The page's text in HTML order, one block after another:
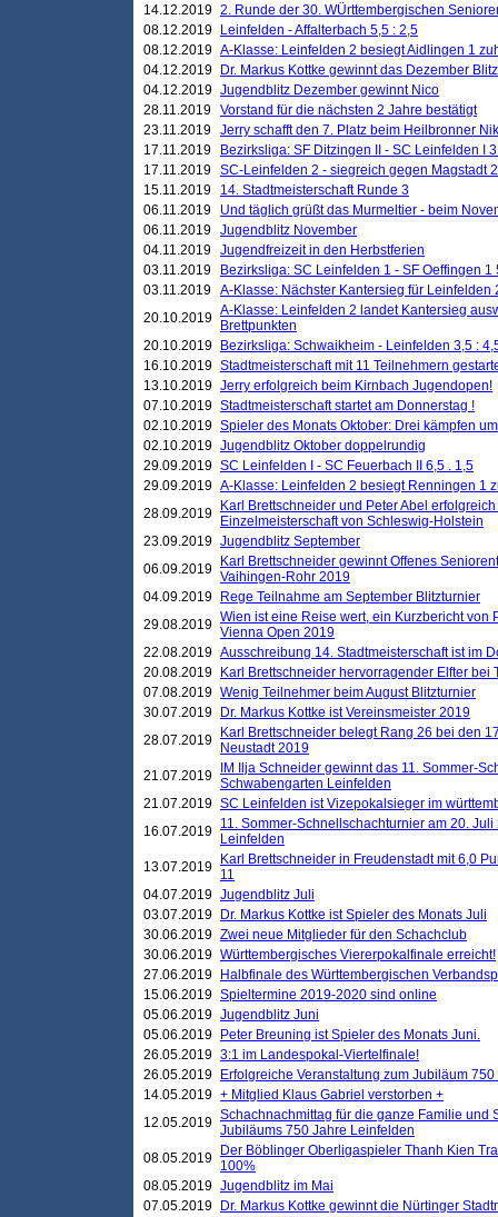
14.12.2019 2. Runde der 30. WÜrttembergischen
08.12.2019
Leinfelden - Affalterbach 5,5 : 2,5
08.12.2019 A-Klasse: Leinfelden 2 besiegt Aidlingen 1
04.12.2019
Dr. Markus Kottke gewinnt das Dezember
04.12.2019 Jugendblitz Dezember gewinnt Nico
28.11.2019 Vorstand für die nächsten 2 Jahre bestätigt
23.11.2019 Jerry schafft den 7. Platz beim Heilbronner
17.11.2019
Bezirksliga: SF Ditzingen II - SC Leinfelden I
17.11.2019 SC-Leinfelden 2 - siegreich gegen Magstadt 2
15.11.2019
14. Stadtmeisterschaft Runde 3
06.11.2019
Und täglich grüßt das Murmeltier - beim
06.11.2019 Jugendblitz November
04.11.2019 Jugendfreizeit in den Herbstferien
03.11.2019
Bezirksliga: SC Leinfelden 1 - SF Oeffingen 1
03.11.2019 A-Klasse: Nächster Kantersieg für Leinfelden
20.10.2019 A-Klasse: Leinfelden 2 landet Kantersieg
Brettpunkten
20.10.2019
Bezirksliga: Schwaikheim - Leinfelden 3,5 :
16.10.2019 Stadtmeisterschaft mit 11 Teilnehmern
13.10.2019 Jerry erfolgreich beim Kirnbach Jugendopen!
07.10.2019 Stadtmeisterschaft startet am Donnerstag !
02.10.2019 Spieler des Monats Oktober: Drei kämpfen
02.10.2019 Jugendblitz Oktober doppelrundig
29.09.2019 SC Leinfelden I - SC Feuerbach II 6,5 . 1,5
29.09.2019 A-Klasse: Leinfelden 2 besiegt Renningen 1
28.09.2019
Karl Brettschneider und Peter Abel
Einzelmeisterschaft von Schleswig-Holstein
23.09.2019 Jugendblitz September
06.09.2019
Karl Brettschneider gewinnt Offenes
Vaihingen-Rohr 2019
04.09.2019
Rege Teilnahme am September Blitzturnier
29.08.2019 Wien ist eine Reise wert, ein Kurzbericht von
Vienna Open 2019
22.08.2019 Ausschreibung 14. Stadtmeisterschaft ist im
20.08.2019
Karl Brettschneider hervorragender Elfter bei
07.08.2019 Wenig Teilnehmer beim August Blitzturnier
30.07.2019
Dr. Markus Kottke ist Vereinsmeister 2019
28.07.2019
Karl Brettschneider belegt Rang 26 bei den
Neustadt 2019
21.07.2019
IM Ilja Schneider gewinnt das 11. Sommer-
Schwabengarten Leinfelden
21.07.2019 SC Leinfelden ist Vizepokalsieger im
16.07.2019 11. Sommer-Schnellschachturnier am 20.
Leinfelden
13.07.2019
Karl Brettschneider in Freudenstadt mit 6,0
11
04.07.2019 Jugendblitz Juli
03.07.2019
Dr. Markus Kottke ist Spieler des Monats Juli
30.06.2019 Zwei neue Mitglieder für den Schachclub
30.06.2019 Württembergisches Viererpokalfinale erreicht!
27.06.2019
Halbfinale des Württembergischen
15.06.2019 Spieltermine 2019-2020 sind online
05.06.2019 Jugendblitz Juni
05.06.2019
Peter Breuning ist Spieler des Monats Juni.
26.05.2019 3:1 im Landespokal-Viertelfinale!
26.05.2019
Erfolgreiche Veranstaltung zum Jubiläum
14.05.2019 + Mitglied Klaus Gabriel verstorben +
12.05.2019 Schachnachmittag für die ganze Familie und
Jubiläums 750 Jahre Leinfelden
08.05.2019
Der Böblinger Oberligaspieler Thanh Kien
100%
08.05.2019 Jugendblitz im Mai
07.05.2019
Dr. Markus Kottke gewinnt die Nürtinger